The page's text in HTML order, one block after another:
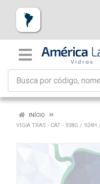
INÍCIO
VIGIA TRAS - CAT - 938G / 924H